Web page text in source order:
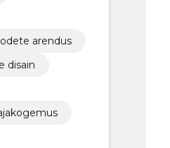
arendus
disain